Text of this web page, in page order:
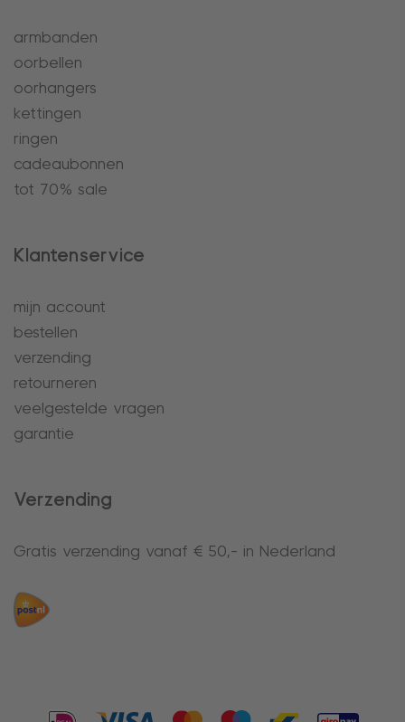
armbanden
oorbellen
oorhangers
kettingen
ringen
cadeaubonnen
tot 70% sale
Klantenservice
mijn account
bestellen
verzending
retourneren
veelgestelde vragen
garantie
Verzending
Gratis verzending vanaf € 50,- in Nederland